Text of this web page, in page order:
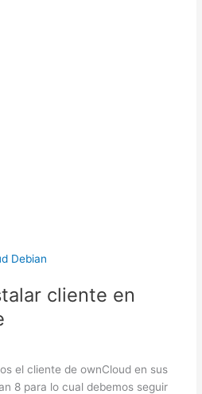
cliente en
el cliente de ownCloud en sus
8 para lo cual debemos seguir